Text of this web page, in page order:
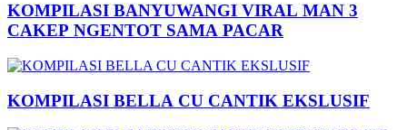
KOMPILASI BANYUWANGI VIRAL MAN 3
CAKEP NGENTOT SAMA PACAR
KOMPILASI BELLA CU CANTIK EKSLUSIF